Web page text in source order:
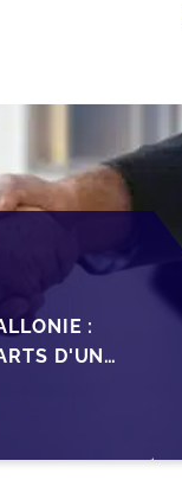
:
D'UNE